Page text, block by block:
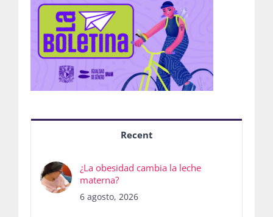
Recent
¿La obesidad cambia la leche
materna?
6 agosto, 2026